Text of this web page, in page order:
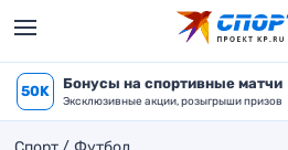
50K Бонусы на спортивные матчи
Эксклюзивные акции, розыгрыши призов